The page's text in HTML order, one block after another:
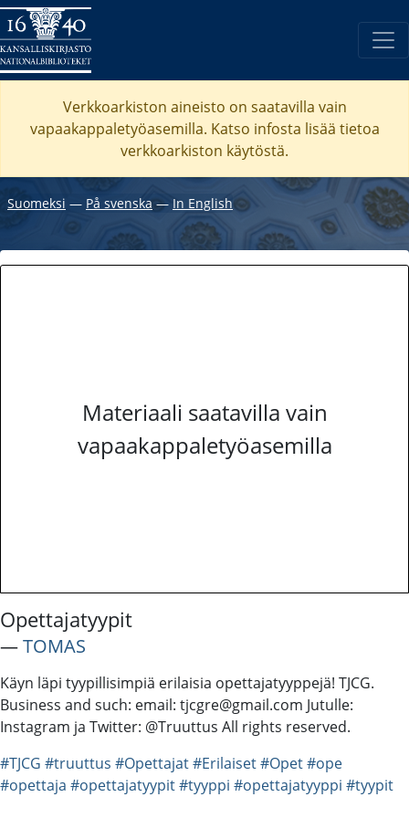
Verkkoarkiston aineisto on saatavilla vain
vapaakappaletyöasemilla. Katso infosta lisää tietoa
verkkoarkiston käytöstä.
Suomeksi ― På svenska― In English
Materiaali saatavilla vain
vapaakappaletyöasemilla
Opettajatyypit
―TOMAS
Käyn läpi tyypillisimpiä erilaisia opettajatyyppejä! TJCG.
Business and such: email: tjcgre@gmail.com Jutulle:
Instagram ja Twitter: @Truuttus All rights reserved.
#TJCG #truuttus #Opettajat#Erilaiset#Opet#ope
#opettaja #opettajatyypit#tyyppi #opettajatyyppi #tyypit